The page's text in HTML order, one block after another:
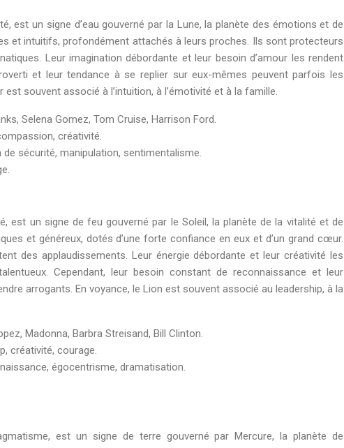
est un signe d’eau gouverné par la Lune, la planète des émotions et de
et intuitifs, profondément attachés à leurs proches. Ils sont protecteurs
Leur imagination débordante et leur besoin d’amour les rendent
et leur tendance à se replier sur eux-mêmes peuvent parfois les
souvent associé à l’intuition, à l’émotivité et à la famille.
Selena Gomez, Tom Cruise, Harrison Ford.
créativité.
sécurité, manipulation, sentimentalisme.
est un signe de feu gouverné par le Soleil, la planète de la vitalité et de
et généreux, dotés d’une forte confiance en eux et d’un grand cœur.
des applaudissements. Leur énergie débordante et leur créativité les
Cependant, leur besoin constant de reconnaissance et leur
arrogants. En voyance, le Lion est souvent associé au leadership, à la
Madonna, Barbra Streisand, Bill Clinton.
créativité, courage.
égocentrisme, dramatisation.
est un signe de terre gouverné par Mercure, la planète de